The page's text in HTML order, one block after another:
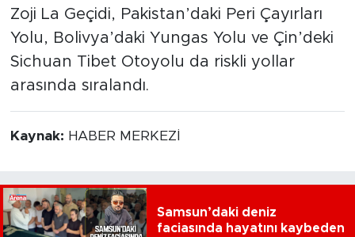
Zoji La Geçidi, Pakistan’daki Peri Çayırları
Yolu, Bolivya’daki Yungas Yolu ve Çin’deki
Sichuan Tibet Otoyolu da riskli yollar
arasında sıralandı.
Kaynak: HABER MERKEZİ
Samsun’daki deniz
faciasında hayatını kaybeden